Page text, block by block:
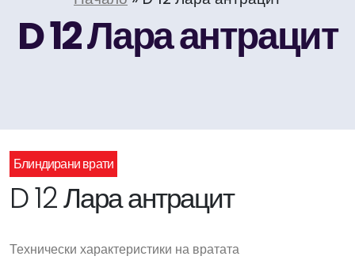
D 12 Лара антрацит
Блиндирани врати
D 12 Лара антрацит
Технически характеристики на вратата